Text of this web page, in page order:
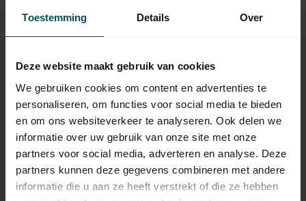
Toestemming Details Over
Deze website maakt gebruik van cookies
We gebruiken cookies om content en advertenties te
personaliseren, om functies voor social media te bieden
en om ons websiteverkeer te analyseren. Ook delen we
informatie over uw gebruik van onze site met onze
partners voor social media, adverteren en analyse. Deze
partners kunnen deze gegevens combineren met andere
informatie die u aan ze heeft verstrekt of die ze hebben
Op voorraad
Specificaties
Artikelnummer Obsolete
SKU 1800463